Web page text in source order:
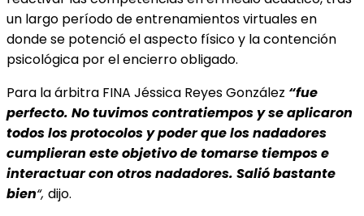
un largo período de entrenamientos virtuales en
donde se potenció el aspecto físico y la contención
psicológica por el encierro obligado.
Para la árbitra FINA Jéssica Reyes González “fue
perfecto. No tuvimos contratiempos y se aplicaron
todos los protocolos y poder que los nadadores
cumplieran este objetivo de tomarse tiempos e
interactuar con otros nadadores. Salió bastante
bien“, dijo.